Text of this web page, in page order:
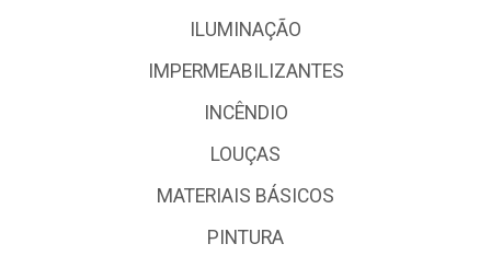
ILUMINAÇÃO
IMPERMEABILIZANTES
INCÊNDIO
LOUÇAS
MATERIAIS BÁSICOS
PINTURA